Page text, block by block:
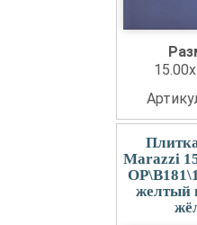
Marazzi
желтый